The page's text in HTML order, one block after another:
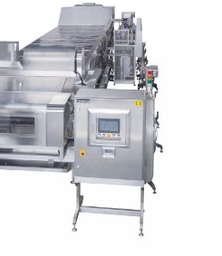
ДЛЯ
ТОФУ
МОЛОКА
НА
ХАРЧОВИХ